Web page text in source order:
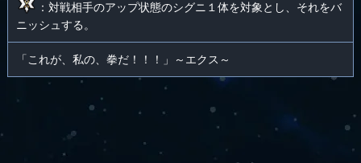
：対戦相手のアップ状態のシグニ１体を対象とし、それをバ
ニッシュする。
「これが、私の、拳だ！！！」～エクス～